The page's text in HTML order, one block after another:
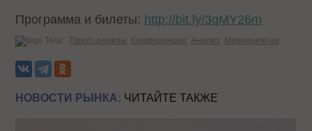
Программа и билеты: http://bit.ly/3qMY26m
Теги: Пресс-релизы Конференции Анализ Мероприятия
НОВОСТИ РЫНКА: ЧИТАЙТЕ ТАКЖЕ